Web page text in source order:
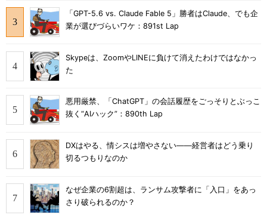
「GPT-5.6 vs. Claude Fable 5」勝者はClaude、でも企
業が選びづらいワケ：891st Lap
Skypeは、ZoomやLINEに負けて消えたわけではなかっ
た
悪用厳禁、「ChatGPT」の会話履歴をごっそりとぶっこ
抜く“AIハック”：890th Lap
DXはやる、情シスは増やさない――経営者はどう乗り
切るつもりなのか
なぜ企業の6割超は、ランサム攻撃者に「入口」をあっ
さり破られるのか？